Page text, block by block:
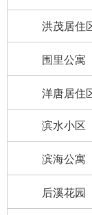
洪茂居住
围里公寓
洋唐居住
滨水小区
滨海公寓
后溪花园